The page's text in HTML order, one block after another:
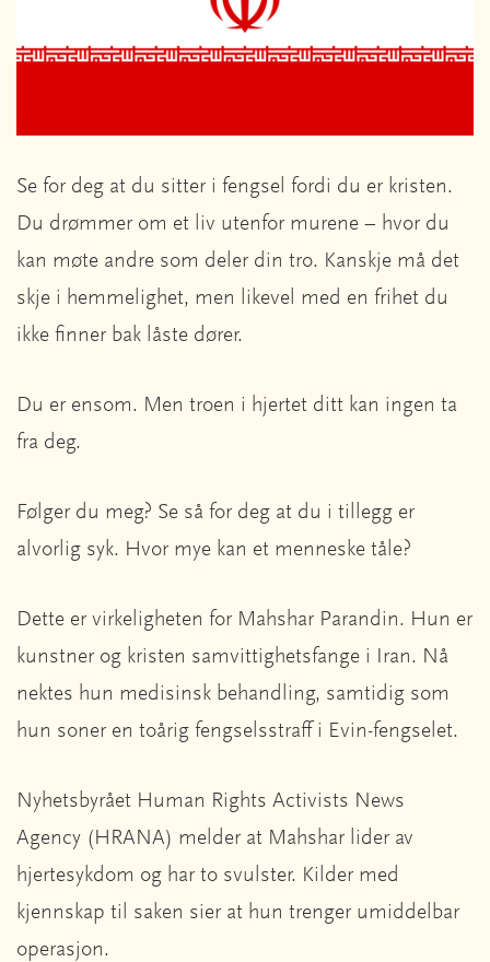
Se for deg at du sitter i fengsel fordi du er kristen.
Du drømmer om et liv utenfor murene – hvor du
kan møte andre som deler din tro. Kanskje må det
skje i hemmelighet, men likevel med en frihet du
ikke finner bak låste dører.
Du er ensom. Men troen i hjertet ditt kan ingen ta
fra deg.
Følger du meg? Se så for deg at du i tillegg er
alvorlig syk. Hvor mye kan et menneske tåle?
Dette er virkeligheten for Mahshar Parandin. Hun er
kunstner og kristen samvittighetsfange i Iran. Nå
nektes hun medisinsk behandling, samtidig som
hun soner en toårig fengselsstraff i Evin-fengselet.
Nyhetsbyrået Human Rights Activists News
Agency (HRANA) melder at Mahshar lider av
hjertesykdom og har to svulster. Kilder med
kjennskap til saken sier at hun trenger umiddelbar
operasjon.